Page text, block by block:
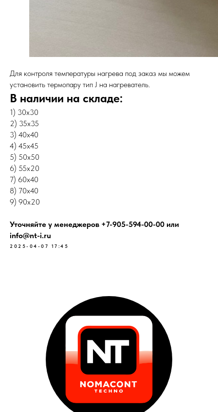
Для контроля температуры нагрева под заказ мы можем
установить термопару тип J на нагреватель.
В наличии на складе:
1) 30х30
2) 35х35
3) 40х40
4) 45х45
5) 50х50
6) 55х20
7) 60х40
8) 70х40
9) 90х20
Уточняйте у менеджеров +7-905-594-00-00 или
info@nt-i.ru
2025-04-07 17:45